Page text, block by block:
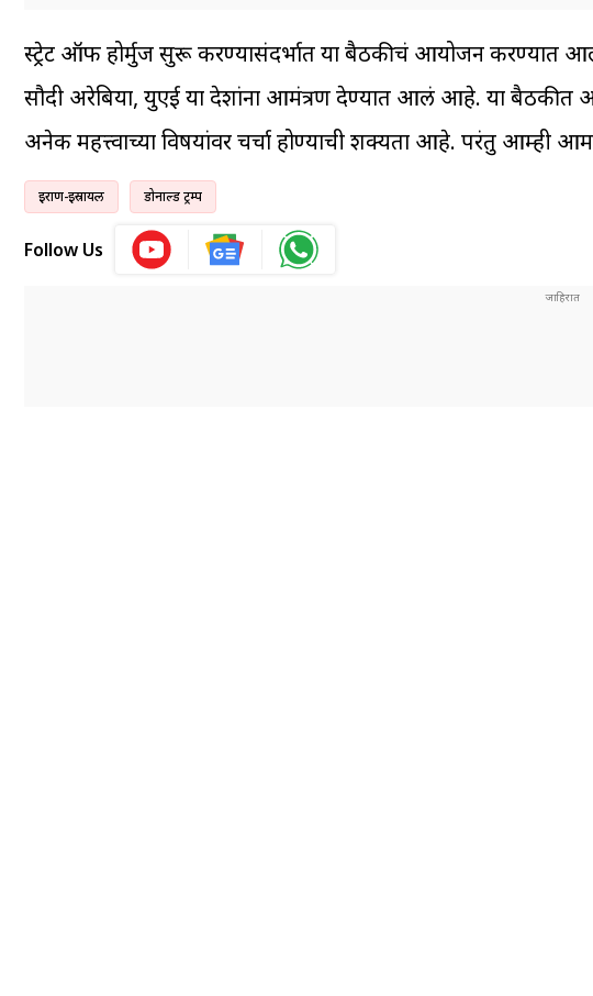
स्ट्रेट ऑफ होर्मुज सुरू करण्यासंदर्भात या बैठकीचं आयोजन करण्यात
सौदी अरेबिया, युएई या देशांना आमंत्रण देण्यात आलं आहे. या बैठकीत
अनेक महत्त्वाच्या विषयांवर चर्चा होण्याची शक्यता आहे. परंतु आम्ही
इराण-इस्रायल डोनाल्ड ट्रम्प
Follow Us